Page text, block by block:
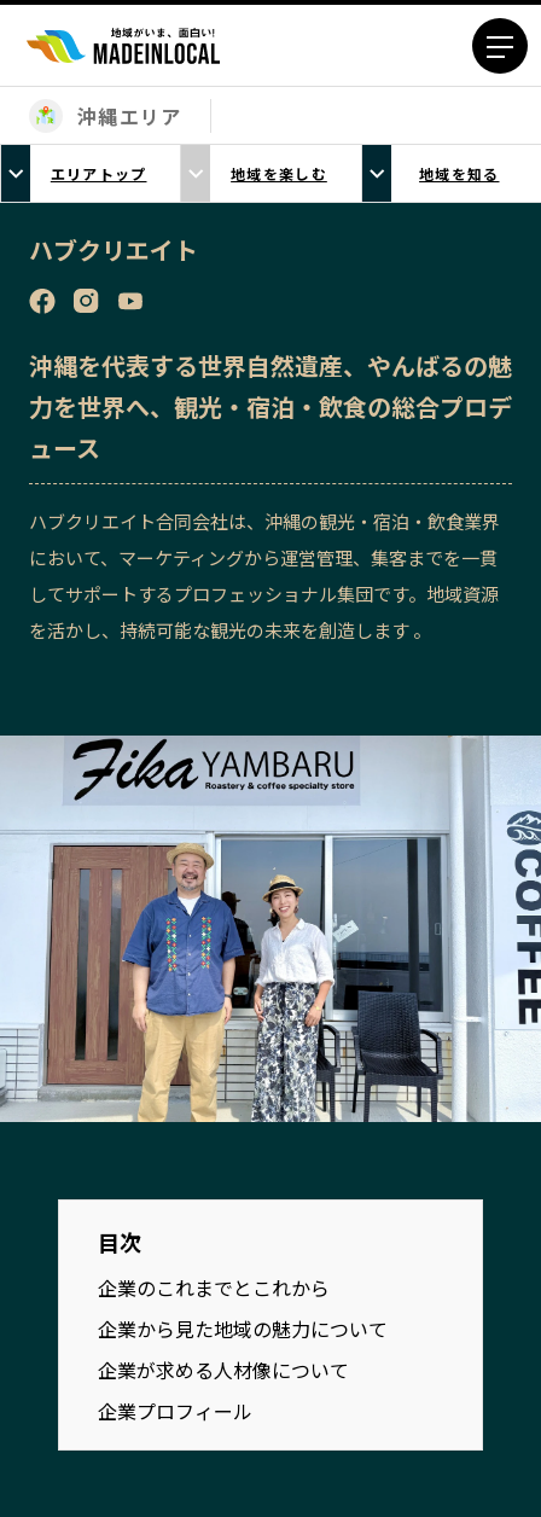
エリアから探す
北海道エリア
青森エリア
岩手エリア
福島エリア
埼玉エリア
千葉エリア
東京23区エリア
多摩エリア
神奈川エリア
福井エリア
山梨エリア
長野エリア
岐阜エリア
静岡エリア
愛知エリア
三重エリア
滋賀エリア
河内エリア
兵庫エリア
奈良エリア
和歌山エリア
鳥取エリア
島根エリア
岡山エリア
広島エリア
山口エリア
徳島エリア
香川エリア
愛媛エリア
高知エリア
福岡エリア
佐賀エリア
長崎エリア
熊本エリア
大分エリア
宮崎エリア
鹿児島エリア
カテゴリから探す
特集コンテンツ
地域を代表する 企業100選
プレスリリース
行政連携記事
MILCプロジェクト
選出企業特別対談
Localist
沖縄エリア
エリアトップ 地域を楽しむ 地域を知る
ハブクリエイト
沖縄を代表する世界自然遺産、やんばるの魅
力を世界へ、観光・宿泊・飲食の総合プロデ
ュース
ハブクリエイト合同会社は、沖縄の観光・宿泊・飲食業界
において、マーケティングから運営管理、集客までを一貫
してサポートするプロフェッショナル集団です。地域資源
を活かし、持続可能な観光の未来を創造します 。
目次
企業のこれまでとこれから
企業から見た地域の魅力について
企業が求める人材像について
企業プロフィール